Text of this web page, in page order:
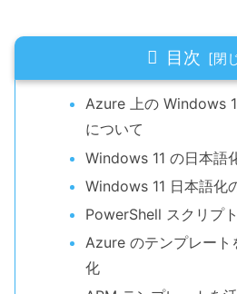
目次
Azure 上の Windows
について
Windows 11 の日本語
Windows 11 日本語化
PowerShell スクリプ
Azure のテンプレート
化